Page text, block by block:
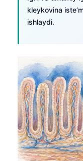
kleykovina
ishlaydi.
Slovenčina
كوردی‎
پښتو
سنڌي
සිංහල
অসমীয়া
Македонски
Euskara